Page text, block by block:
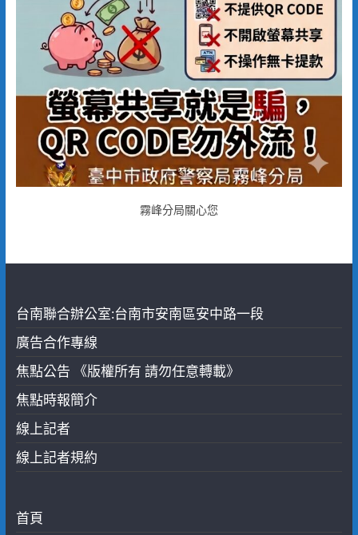
霧峰分局關心您
台南聯合辦公室:台南市安南區安中路一段
廣告合作專線
焦點公告 《版權所有 請勿任意轉載》
焦點時報簡介
線上記者
線上記者規約
首頁